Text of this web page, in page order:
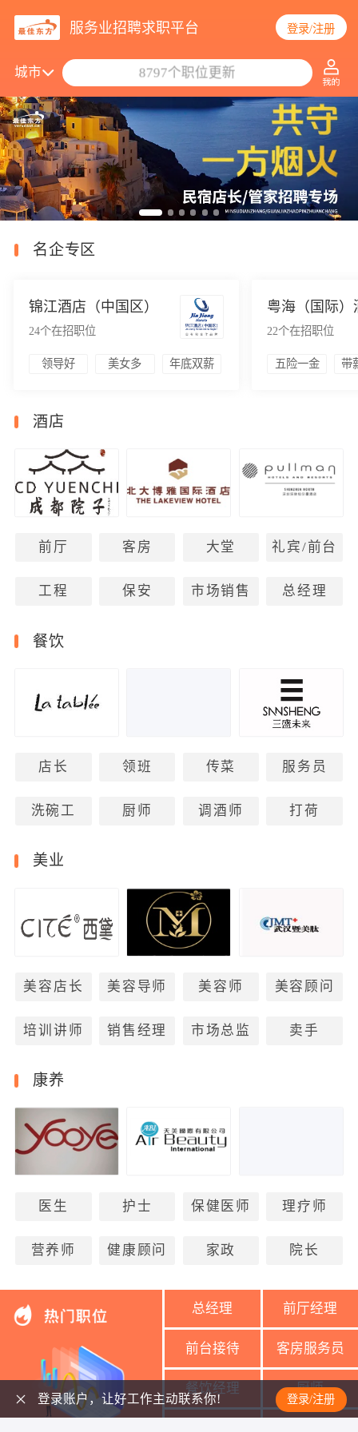
服务业招聘求职平台 登录/注册
城市
8797个职位更新
名企专区
锦江酒店（中国区）
24个在招职位
领导好 美女多 年底双薪
22个在招职位
五险一金 带
酒店
前厅 客房 大堂 礼宾/前台
工程 保安 市场销售 总经理
餐饮
店长 领班 传菜 服务员
洗碗工 厨师 调酒师 打荷
美业
美容店长 美容导师 美容师 美容顾问
培训讲师 销售经理 市场总监 卖手
康养
医生 护士 保健医师 理疗师
营养师 健康顾问 家政 院长
总经理 前厅经理
前台接待 客房服务员
餐饮经理 厨师
登录账户，让好工作主动联系你! 登录/注册